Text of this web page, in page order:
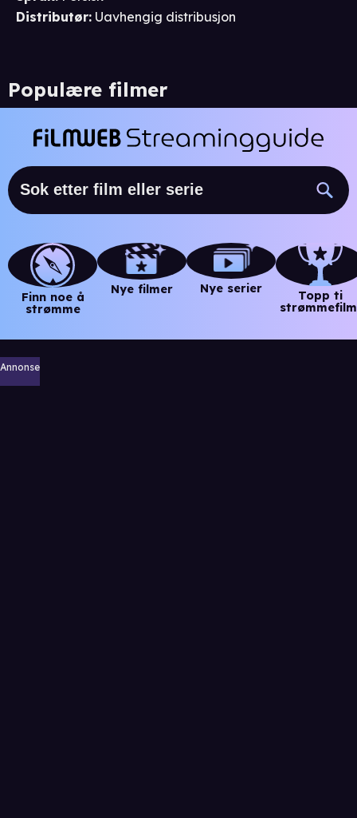
Distributør: Uavhengig distribusjon
Populære filmer
Finn noe å
strømme
Nye filmer Nye serier
Topp ti
Annonse